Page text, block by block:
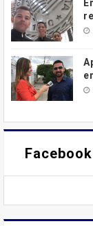
Facebook